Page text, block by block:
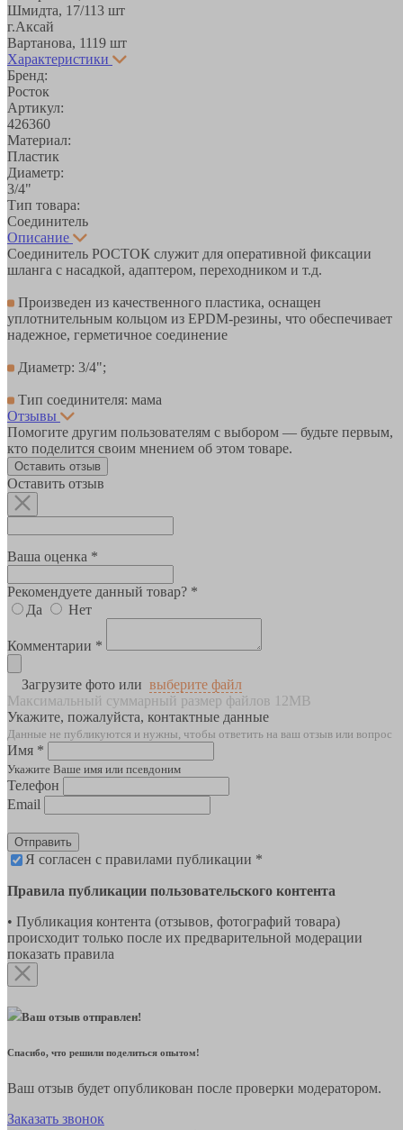
Шмидта, 17/113 шт
г.Аксай
Вартанова, 1119 шт
Характеристики
Бренд:
Росток
Артикул:
426360
Материал:
Пластик
Диаметр:
3/4"
Тип товара:
Соединитель
Описание
Соединитель РОСТОК служит для оперативной фиксации
шланга с насадкой, адаптером, переходником и т.д.
Произведен из качественного пластика, оснащен
уплотнительным кольцом из EPDM-резины, что обеспечивает
надежное, герметичное соединение
Диаметр: 3/4";
Тип соединителя: мама
Отзывы
Помогите другим пользователям с выбором — будьте первым,
кто поделится своим мнением об этом товаре.
Оставить отзыв
Оставить отзыв
Ваша оценка *
Рекомендуете данный товар? *
Да
Нет
Комментарии *
Загрузите фото или выберите файл
Максимальный суммарный размер файлов 12MB
Укажите, пожалуйста, контактные данные
Данные не публикуются и нужны, чтобы ответить на ваш отзыв или вопрос
Имя *
Укажите Ваше имя или псевдоним
Телефон
Email
Отправить
Я согласен с правилами публикации *
Правила публикации пользовательского контента
• Публикация контента (отзывов, фотографий товара)
происходит только после их предварительной модерации
показать правила
Ваш отзыв отправлен!
Спасибо, что решили поделиться опытом!
Ваш отзыв будет опубликован после проверки модератором.
Заказать звонок